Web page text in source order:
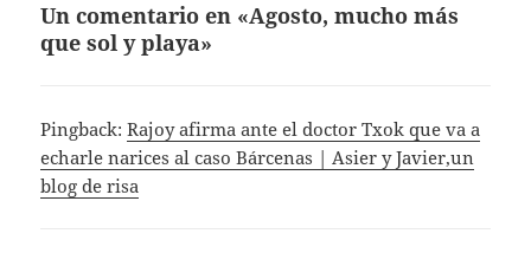
Un comentario en «Agosto, mucho más
que sol y playa»
Pingback:Rajoy afirma ante el doctor Txok que va a
echarle narices al caso Bárcenas | Asier y Javier,un
blog de risa